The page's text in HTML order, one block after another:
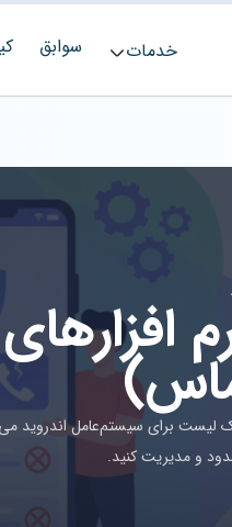
خدمات سوابق
و بررسی ۱۲ نرم‌افزار برتر بلک لیست برای
و مدیریت کنید.